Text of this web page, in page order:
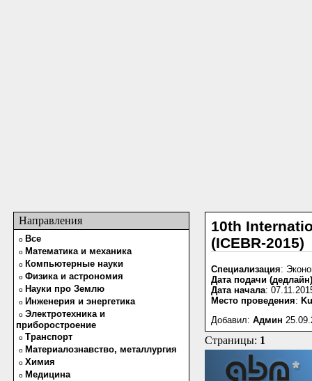
Направления
o Все
o Математика и механика
o Компьютерные науки
o Физика и астрономия
o Науки про Землю
o Инженерия и энергетика
o Электротехника и
приборостроение
o Транспорт
o Материалознавство, металлургия
o Химия
o Медицина
10th
(ICEBR-2015)
Специализация:
Дата подачи (дедлайн)
Дата начала:
Место проведения:
Добавил: Админ
Страницы: 1